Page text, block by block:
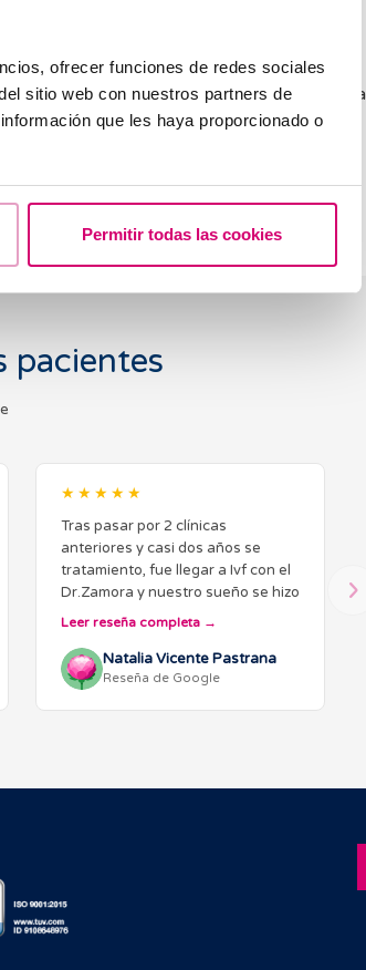
ofrecer funciones de redes sociales
sitio web con nuestros partners de
que les haya proporcionado o
Permitir todas las cookies
prometedor gracias a los avances
la medicina, pero también que la verdadera
en unir innovación y acompañamiento
que cada paciente pueda acercarse a la
pacientes
★★★★★
Tras pasar por 2 clínicas
anteriores y casi dos años se
tratamiento, fue llegar a Ivf con el
Dr.Zamora y nuestro sueño se hizo
realidad. Siempre muy atento con
con la realidad. Fuimos…
Leer reseña completa
Natalia Vicente Pastrana
Reseña de Google